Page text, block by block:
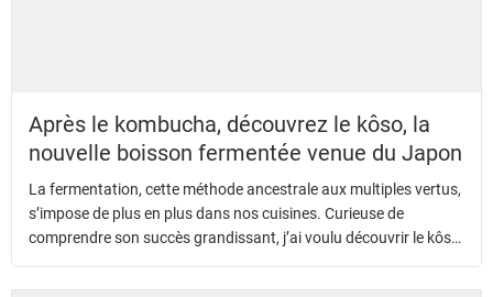
Après le kombucha, découvrez le kôso, la
nouvelle boisson fermentée venue du Japon
La fermentation, cette méthode ancestrale aux multiples vertus,
s’impose de plus en plus dans nos cuisines. Curieuse de
comprendre son succès grandissant, j’ai voulu découvrir le kôso,
ce sirop fermenté japonais.